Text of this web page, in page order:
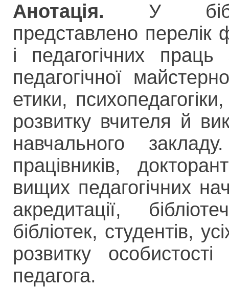
Анотація. У
представлено перелік
і педагогічних
педагогічної
етики,
розвитку вчителя й
навчального
працівників,
вищих педагогічних
акредитації,
бібліотек, студентів,
розвитку
педагога.